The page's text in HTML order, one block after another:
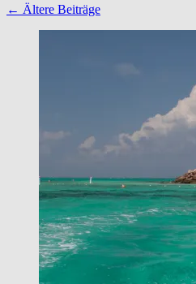
← Ältere Beiträge